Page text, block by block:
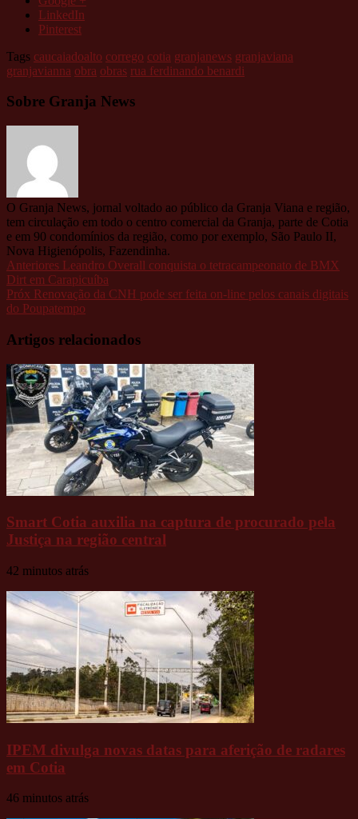
LinkedIn
Pinterest
Tags caucaiadoalto corrego cotia granjanews granjaviana
granjavianna obra obras rua ferdinando benardi
Sobre Granja News
O Granja News, jornal voltado ao público da Granja Viana e região,
tem circulação em todo o centro comercial da Granja, parte de Cotia
e em 90 condomínios da região, como por exemplo, São Paulo II,
Nova Higienópolis, Fazendinha.
Anteriores Leandro Overall conquista o tetracampeonato de BMX
Dirt em Carapicuíba
Próx Renovação da CNH pode ser feita on-line pelos canais digitais
do Poupatempo
Artigos relacionados
Smart Cotia auxilia na captura de procurado pela
Justiça na região central
42 minutos atrás
IPEM divulga novas datas para aferição de radares
em Cotia
46 minutos atrás